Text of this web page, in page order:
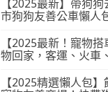
【2025最新】帶狗
市狗狗友善公車懶人
【2025最新！寵物
物回家，客運、火車
【2025精選懶人包